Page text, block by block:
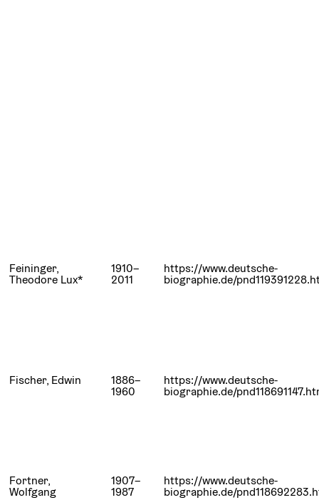
Feininger,
Theodore Lux*
1910–
2011
https://www.deutsche-
biographie.de/
Fischer, Edwin 1886–
1960
https://www.deutsche-
biographie.de/
Fortner,
Wolfgang
1907–
1987
https://www.deutsche-
biographie.de/